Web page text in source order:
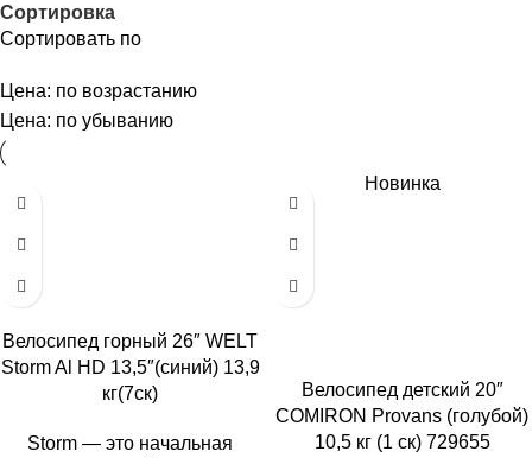
Сортировка
Сортировать по
Цена: по возрастанию
Цена: по убыванию
Велосипед горный 26″ WELT
Storm Al HD 13,5″(синий) 13,9
кг(7ск)
Storm — это начальная
Новинка
Велосипед детский 20″
COMIRON Provans (голубой)
10,5 кг (1 ск) 729655